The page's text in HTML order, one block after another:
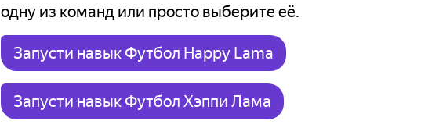
одну из команд или просто выберите её.
Запусти навык Футбол Happy Lama
Запусти навык Футбол Хэппи Лама